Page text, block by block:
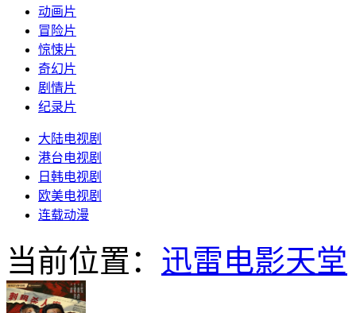
动画片
冒险片
惊悚片
奇幻片
剧情片
纪录片
大陆电视剧
港台电视剧
日韩电视剧
欧美电视剧
连载动漫
当前位置： 迅雷电影天堂